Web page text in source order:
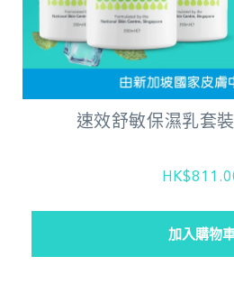
速效舒敏保濕乳套